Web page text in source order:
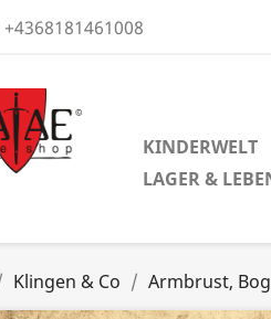
+4368181461008
KINDERWELT
LAGER &
Klingen & Co Armbrust,